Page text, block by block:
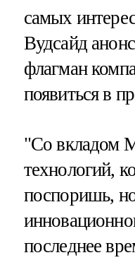
самых
Вудсайд
флагман
появиться в
"Со вкладом
технологий,
поспоришь,
последнее